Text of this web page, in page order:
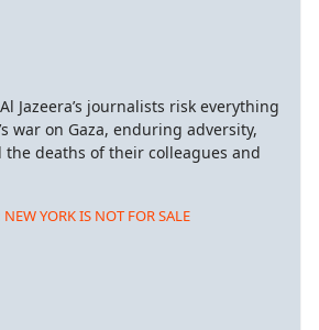
Jazeera’s journalists risk everything
war on Gaza, enduring adversity,
deaths of their colleagues and
YORK IS NOT FOR SALE